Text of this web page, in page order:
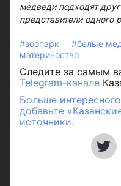
медведи подходят
представители одного
#зоопарк #белые
материноство
Следите за самым
Telegram-канале
Больше
добавьте
источники.